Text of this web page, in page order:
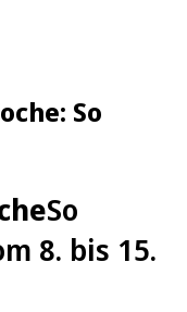
So
So
8. bis 15.